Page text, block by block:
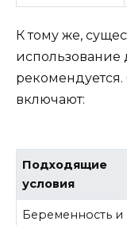
К тому же,
использование
включают:
Подходящие
условия
Беременность и